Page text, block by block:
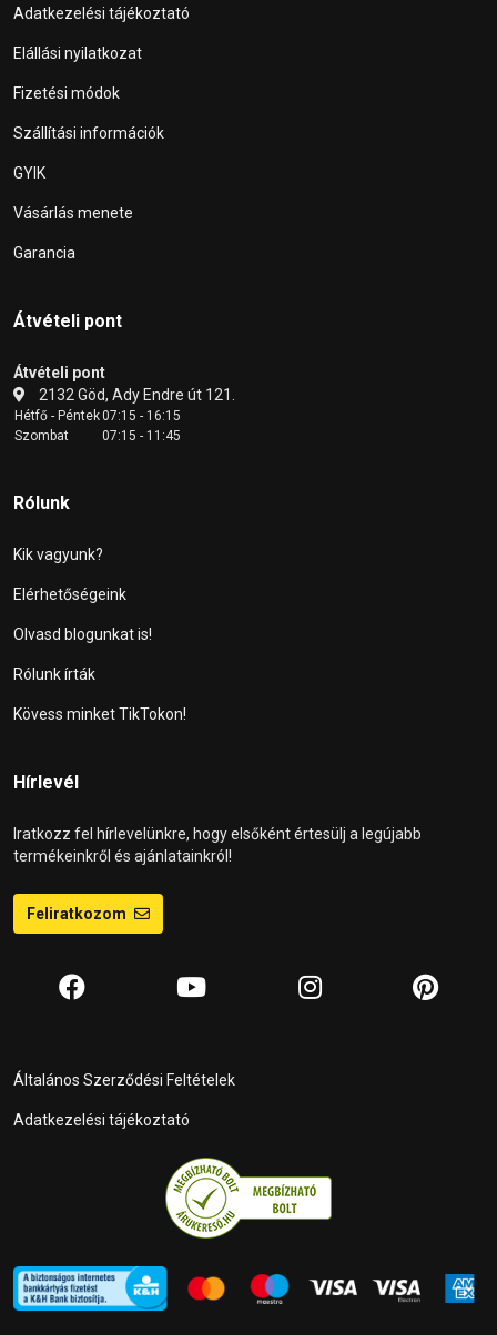
Adatkezelési tájékoztató
Elállási nyilatkozat
Fizetési módok
Szállítási információk
GYIK
Vásárlás menete
Garancia
Átvételi pont
Átvételi pont
2132 Göd, Ady Endre út 121.
Hétfő - Péntek07:15 - 16:15
Szombat
07:15 - 11:45
Rólunk
Kik vagyunk?
Elérhetőségeink
Olvasd blogunkat is!
Rólunk írták
Kövess minket TikTokon!
Hírlevél
Iratkozz fel hírlevelünkre, hogy elsőként értesülj a legújabb
termékeinkről és ajánlatainkról!
Feliratkozom
Általános Szerződési Feltételek
Adatkezelési tájékoztató